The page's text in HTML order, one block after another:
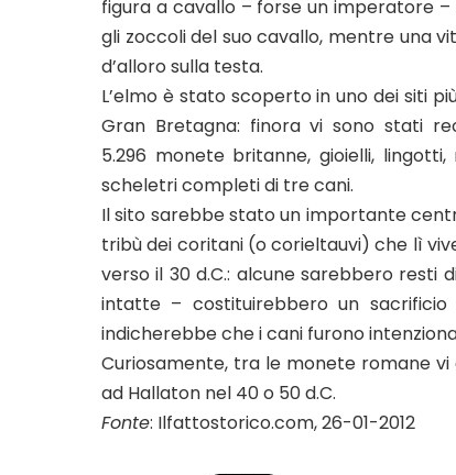
figura a cavallo – forse un imperatore
gli zoccoli del suo cavallo, mentre una
d’alloro sulla testa.
L’elmo è stato scoperto in uno dei siti
Gran Bretagna: finora vi sono stati
5.296 monete britanne, gioielli,
scheletri completi di tre cani.
Il sito sarebbe stato un importante
tribù dei coritani (o corieltauvi) che lì
verso il 30 d.C.: alcune sarebbero
intatte – costituirebbero un
indicherebbe che i cani furono
Curiosamente, tra le monete romane vi
ad Hallaton nel 40 o 50 d.C.
Fonte: Ilfattostorico.com, 26-01-2012